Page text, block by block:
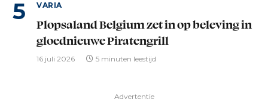
VARIA
Plopsaland Belgium zet in op beleving in
gloednieuwe Piratengrill
16 juli 2026 5 minuten leestijd
Advertentie